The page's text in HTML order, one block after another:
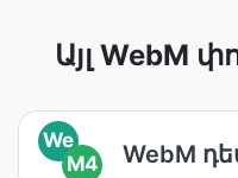
Այլ WebM
We
M4
WebM